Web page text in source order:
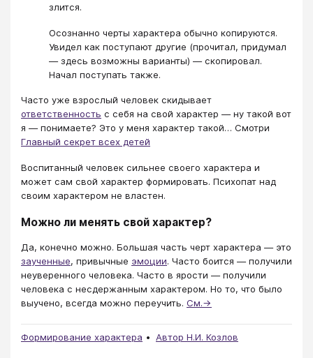
злится.
Осознанно черты характера обычно копируются.
Увидел как поступают другие (прочитал, придумал
— здесь возможны варианты) — скопировал.
Начал поступать также.
Часто уже взрослый человек скидывает
ответственность с себя на свой характер — ну такой вот
я — понимаете? Это у меня характер такой… Смотри
Главный секрет всех детей
Воспитанный человек сильнее своего характера и
может сам свой характер формировать. Психопат над
своим характером не властен.
Можно ли менять свой характер?
Да, конечно можно. Большая часть черт характера — это
заученные, привычные эмоции. Часто боится — получили
неуверенного человека. Часто в ярости — получили
человека с несдержанным характером. Но то, что было
выучено, всегда можно переучить. См.→
Формирование характера Автор Н.И. Козлов